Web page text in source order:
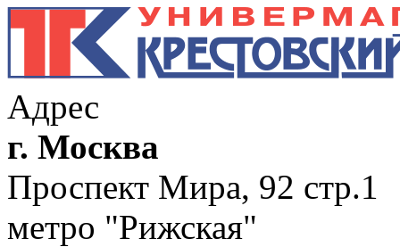
Адрес
г. Москва
Проспект Мира, 92 стр.1
метро "Рижская"